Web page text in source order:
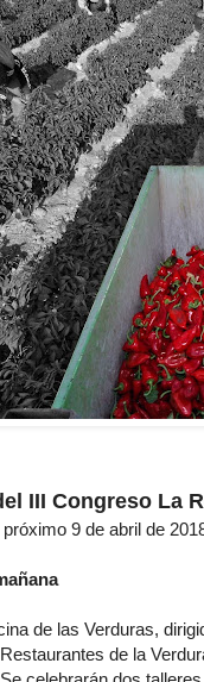
III Congreso La
9 de abril de
de las Verduras,
de la